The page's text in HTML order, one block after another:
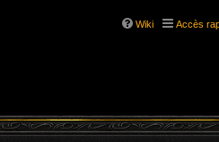
Wiki Accès